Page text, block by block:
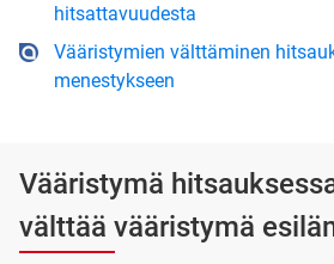
hitsattavuudesta
Vääristymien välttäminen
menestykseen
Vääristymä
välttää vääristymä